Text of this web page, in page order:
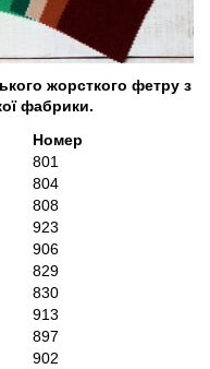
жорсткого фетру з
фабрики.
Номер
801
804
808
923
906
829
830
913
897
902